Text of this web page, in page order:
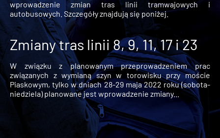
wprowadzenie zmian tras linii tramwajowych i
autobusowych. Szczegóły znajdują się poniżej.
Zmiany tras linii 8, 9, 11, 17 i 23
W związku z planowanym przeprowadzeniem prac
związanych z wymianą szyn w torowisku przy moście
Piaskowym, tylko w dniach 28-29 maja 2022 roku (sobota-
niedziela) planowane jest wprowadzenie zmiany...